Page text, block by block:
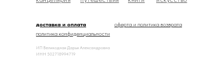
доставка и оплата оферта и политика возврата
ИП Великодная Дарья Александровна
ИНН 502718994719
политика конфиденциальности